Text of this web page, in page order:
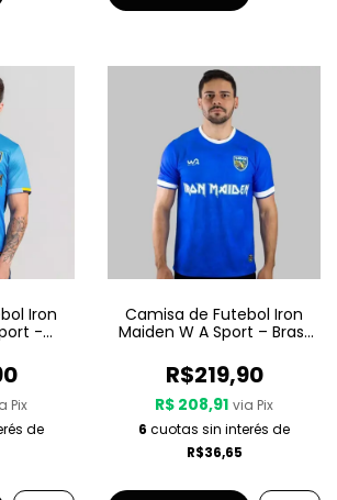
Iron
-
Pix
de
Camisa de Futebol Iron
Maiden W A Sport – Brasil
R$219,90
R$ 208,91 via Pix
6 cuotas sin interés de
R$36,65